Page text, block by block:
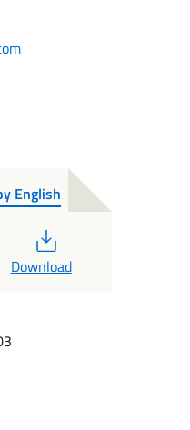
English
Download